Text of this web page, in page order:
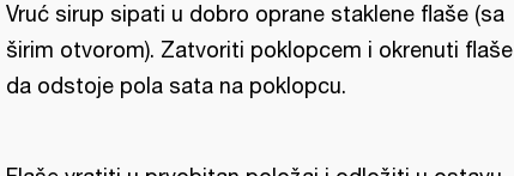
Vruć sirup sipati u dobro oprane staklene flaše (sa
širim otvorom). Zatvoriti poklopcem i okrenuti flaše
da odstoje pola sata na poklopcu.